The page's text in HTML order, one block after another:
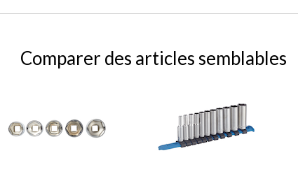
Comparer des articles semblables